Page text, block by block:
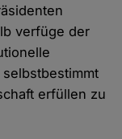
verfüge der
erfüllen zu